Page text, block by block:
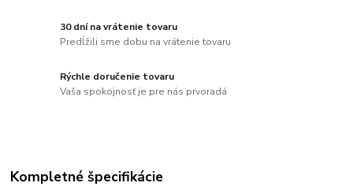
30 dní na vrátenie tovaru
Predĺžili sme dobu na vrátenie tovaru
Rýchle doručenie tovaru
Vaša spokojnosť je pre nás prvoradá
Kompletné špecifikácie